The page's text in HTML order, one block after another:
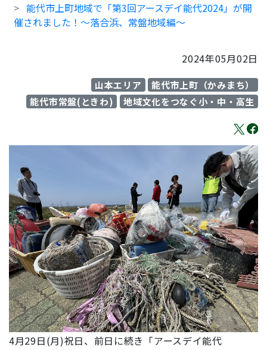
能代市上町地域で「第3回アースデイ能代2024」が開
催されました！～落合浜、常盤地域編～
2024年05月02日
山本エリア
能代市上町（かみまち）
能代市常盤(ときわ)
地域文化をつなぐ小・中・高生
4月29日(月)祝日、前日に続き「アースデイ能代